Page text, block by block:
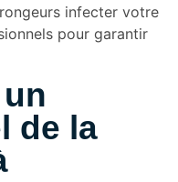
infecter votre
pour garantir
de la